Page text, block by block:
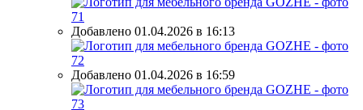
Добавлено 01.04.2026 в 16:13
Добавлено 01.04.2026 в 16:59